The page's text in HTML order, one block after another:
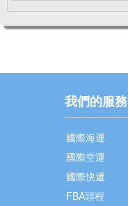
我們的服務
國際海運
國際空運
國際快遞
FBA頭程